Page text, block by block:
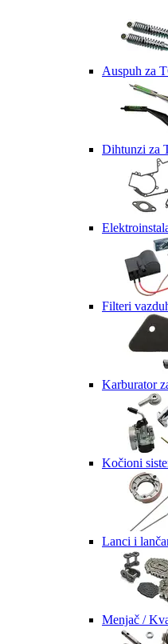
Auspuh za
Dihtunzi za
Filteri
Karburator
Kočioni
Lanci i
Menjač /